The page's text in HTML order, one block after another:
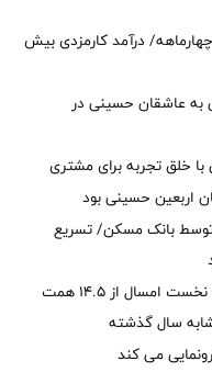
درآمد کارمزدی بیش
به عاشقان حسینی در
با خلق تجربه برای مشتری
اربعین حسینی بود
ملی توسط بانک مسکن/ تسریع
حق بیمه تولیدی بیمه ملت در چهار ماه نخست امسال از 14.5 همت
می کند